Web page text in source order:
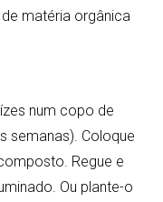
matéria orgânica
num copo de
semanas). Coloque
Regue e
Ou plante-o